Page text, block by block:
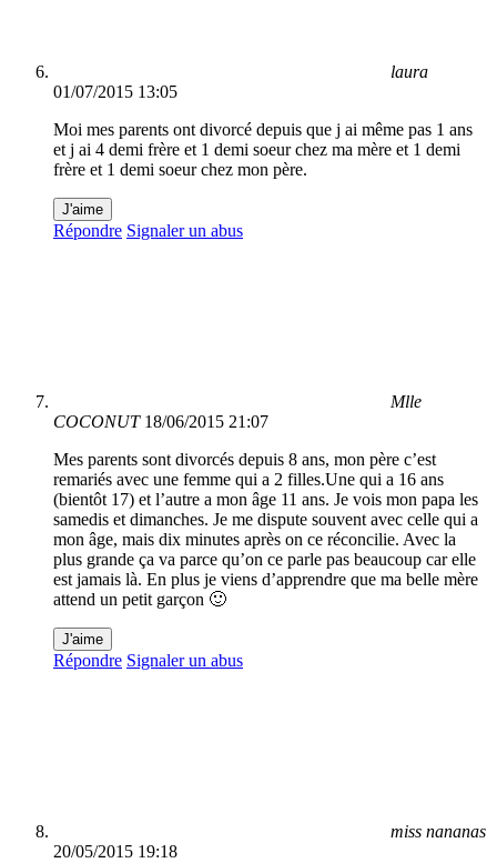
laura
01/07/2015 13:05
Moi mes parents ont divorcé depuis que j ai même pas 1 ans
et j ai 4 demi frère et 1 demi soeur chez ma mère et 1 demi
frère et 1 demi soeur chez mon père.
J'aime
Répondre Signaler un abus
Mlle
COCONUT 18/06/2015 21:07
Mes parents sont divorcés depuis 8 ans, mon père c’est
remariés avec une femme qui a 2 filles.Une qui a 16 ans
(bientôt 17) et l’autre a mon âge 11 ans. Je vois mon papa les
samedis et dimanches. Je me dispute souvent avec celle qui a
mon âge, mais dix minutes après on ce réconcilie. Avec la
plus grande ça va parce qu’on ce parle pas beaucoup car elle
est jamais là. En plus je viens d’apprendre que ma belle mère
attend un petit garçon 🙂
J'aime
Répondre Signaler un abus
miss nananas
20/05/2015 19:18